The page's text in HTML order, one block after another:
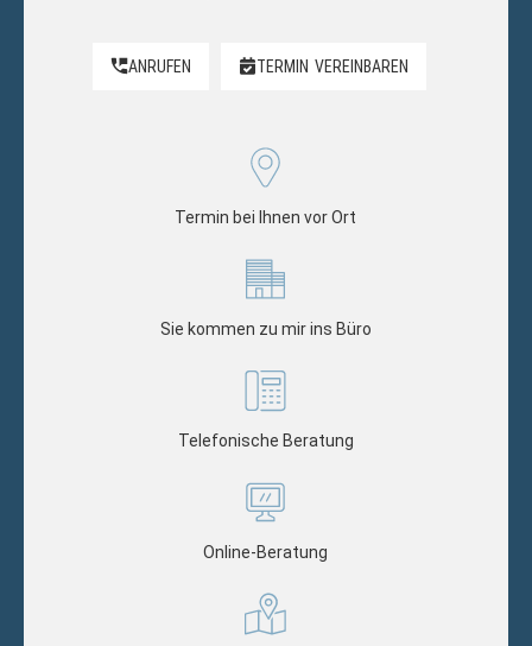
ANRUFEN TERMIN VEREINBAREN
Termin bei Ihnen vor Ort
Sie kommen zu mir ins Büro
Telefonische Beratung
Online-Beratung